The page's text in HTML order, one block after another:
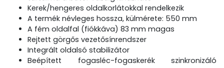
Kerek/hengeres oldalkorlátokkal rendelkezik
A termék névleges hossza, külmérete: 550 mm
A fém oldalfal (fiókkáva) 83 mm magas
Rejtett görgős vezetősínrendszer
Integrált oldalsó stabilizátor
Beépített fogasléc-fogaskerék szinkronizáló